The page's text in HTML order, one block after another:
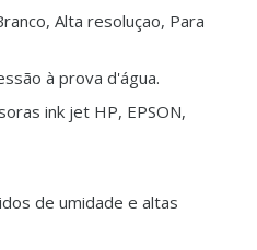
Alta resoluçao, Para
à prova d'água.
ink jet HP, EPSON,
de umidade e altas